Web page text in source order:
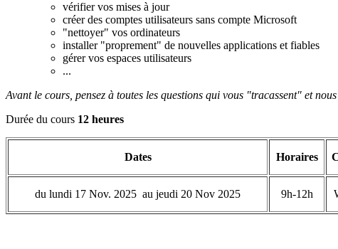
vérifier vos mises à jour
créer des comptes utilisateurs sans compte Microsoft
"nettoyer" vos ordinateurs
installer "proprement" de nouvelles applications et fiables
gérer vos espaces utilisateurs
...
Avant le cours, pensez à toutes les questions qui vous "tracassent" et
Durée du cours 12 heures
Dates Horaires
du lundi 17 Nov. 2025 au jeudi 20 Nov 2025 9h-12h